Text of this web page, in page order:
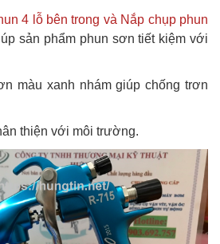
4 lỗ bên trong và Nắp chụp phun
sản phẩm phun sơn tiết kiệm với
màu xanh nhám giúp chống trơn
thiện với môi trường.